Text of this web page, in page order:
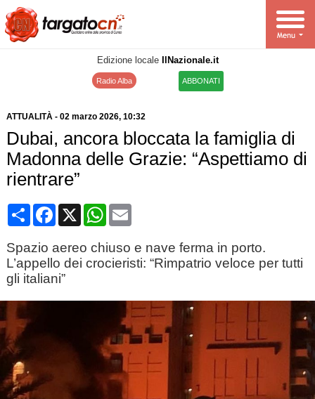
Edizione locale IlNazionale.it
Radio Alba ABBONATI
ATTUALITÀ- 02 marzo 2026, 10:32
Dubai, ancora bloccata la famiglia di
Madonna delle Grazie: “Aspettiamo di
rientrare”
CondividiFacebook
X WhatsApp
Email
Spazio aereo chiuso e nave ferma in porto.
L’appello dei crocieristi: “Rimpatrio veloce per tutti
gli italiani”